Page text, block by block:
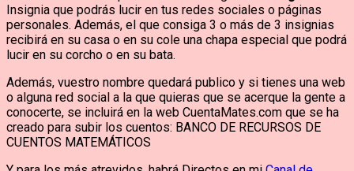
Insignia que podrás lucir en tus redes sociales o páginas
personales. Además, el que consiga 3 o más de 3 insignias
recibirá en su casa o en su cole una chapa especial que podrá
lucir en su corcho o en su bata.
Además, vuestro nombre quedará publico y si tienes una web
o alguna red social a la que quieras que se acerque la gente a
conocerte, se incluirá en la web CuentaMates.com que se ha
creado para subir los cuentos: BANCO DE RECURSOS DE
CUENTOS MATEMÁTICOS